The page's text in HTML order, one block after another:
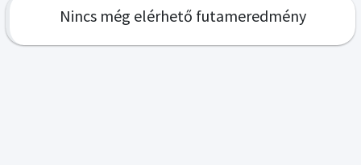
Nincs még elérhető futameredmény